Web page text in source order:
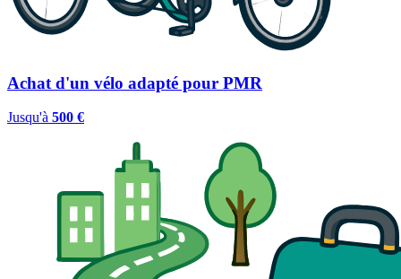
Achat d'un vélo adapté pour PMR
Jusqu'à 500 €